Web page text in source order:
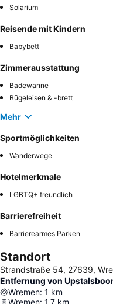
Solarium
Reisende mit Kindern
Babybett
Zimmerausstattung
Badewanne
Bügeleisen & -brett
Mehr
Sportmöglichkeiten
Wanderwege
Hotelmerkmale
LGBTQ+ freundlich
Barrierefreiheit
Barrierearmes Parken
Standort
Strandstraße 54, 27639,
Entfernung von
Wremen: 1 km
Wremen: 1.7 km